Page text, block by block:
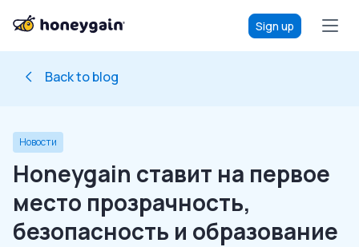
Sign up
Back to blog
Новости
Honeygain ставит на первое
место прозрачность,
безопасность и образование